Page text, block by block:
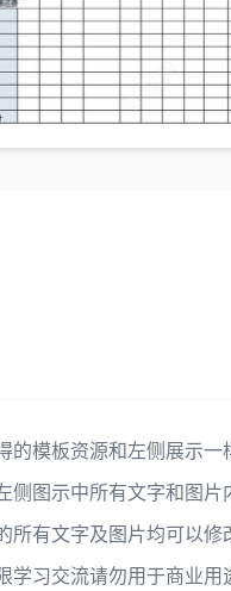
的模板资源和左侧展示一
侧图示中所有文字和图片
所有文字及图片均可以修
学习交流请勿用于商业用